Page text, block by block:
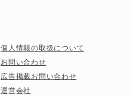
個人情報の取扱について
お問い合わせ
広告掲載お問い合わせ
運営会社